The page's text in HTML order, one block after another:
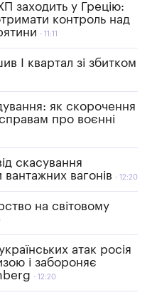
заходить у Грецію:
контроль над
11:11
I квартал зі збитком
як скорочення
про воєнні
скасування
вагонів
12:20
на світовому
атак росія
і забороняє
12:20